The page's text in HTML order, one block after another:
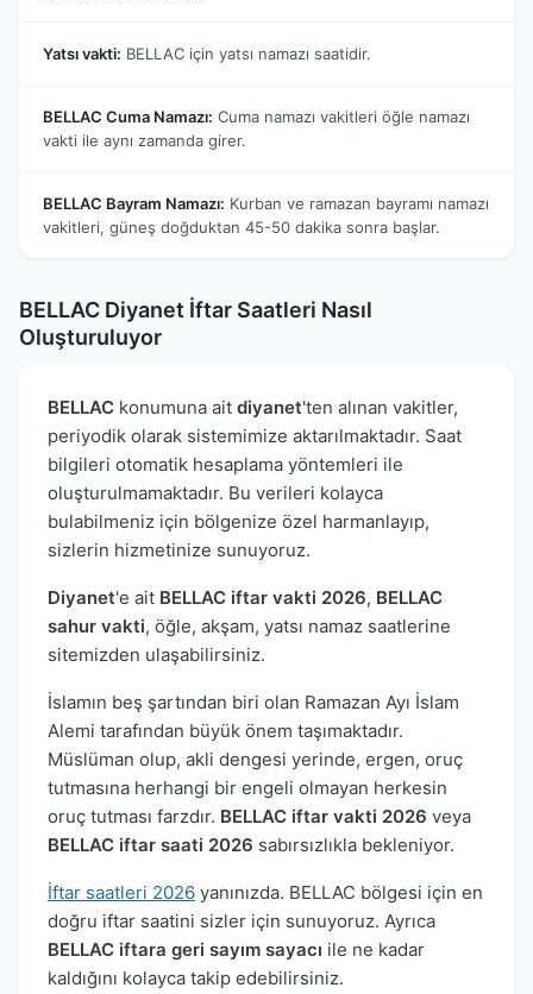
Yatsı vakti: BELLAC için yatsı namazı saatidir.
BELLAC Cuma Namazı: Cuma namazı vakitleri öğle namazı
vakti ile aynı zamanda girer.
BELLAC Bayram Namazı: Kurban ve ramazan bayramı namazı
vakitleri, güneş doğduktan 45-50 dakika sonra başlar.
BELLAC Diyanet İftar Saatleri Nasıl
Oluşturuluyor
BELLAC konumuna ait diyanet'ten alınan vakitler,
periyodik olarak sistemimize aktarılmaktadır. Saat
bilgileri otomatik hesaplama yöntemleri ile
oluşturulmamaktadır. Bu verileri kolayca
bulabilmeniz için bölgenize özel harmanlayıp,
sizlerin hizmetinize sunuyoruz.
Diyanet'e ait BELLAC iftar vakti 2026, BELLAC
sahur vakti, öğle, akşam, yatsı namaz saatlerine
sitemizden ulaşabilirsiniz.
İslamın beş şartından biri olan Ramazan Ayı İslam
Alemi tarafından büyük önem taşımaktadır.
Müslüman olup, akli dengesi yerinde, ergen, oruç
tutmasına herhangi bir engeli olmayan herkesin
oruç tutması farzdır. BELLAC iftar vakti 2026 veya
BELLAC iftar saati 2026 sabırsızlıkla bekleniyor.
İftar saatleri 2026 yanınızda. BELLAC bölgesi için en
doğru iftar saatini sizler için sunuyoruz. Ayrıca
BELLAC iftara geri sayım sayacı ile ne kadar
kaldığını kolayca takip edebilirsiniz.